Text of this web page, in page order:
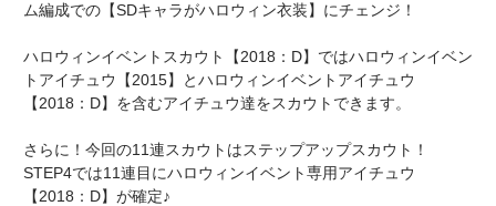
ム編成での【SDキャラがハロウィン衣装】にチェンジ！
ハロウィンイベントスカウト【2018：D】ではハロウィンイベン
トアイチュウ【2015】とハロウィンイベントアイチュウ
【2018：D】を含むアイチュウ達をスカウトできます。
さらに！今回の11連スカウトはステップアップスカウト！
STEP4では11連目にハロウィンイベント専用アイチュウ
【2018：D】が確定♪